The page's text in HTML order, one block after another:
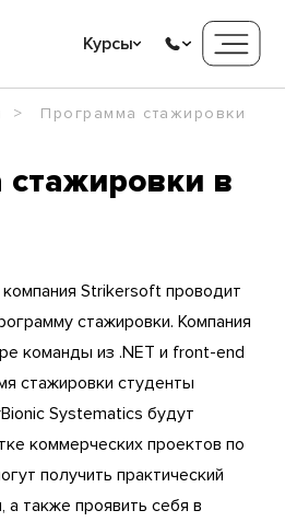
Курсы
Программа стажировки
в
Strikersoft проводит
стажировки. Компания
команды из .NET и front-end
стажировки студенты
Systematics будут
коммерческих проектов по
получить практический
а также проявить себя в